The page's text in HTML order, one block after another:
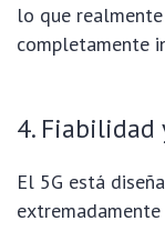
lo que
completamente
4. Fiabilidad
El 5G está